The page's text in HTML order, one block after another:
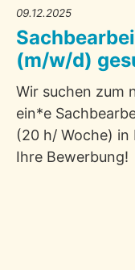
09.12.2025
(m/w/d)
Wir suchen zum
ein*e
(20 h/ Woche) in
Ihre Bewerbung!